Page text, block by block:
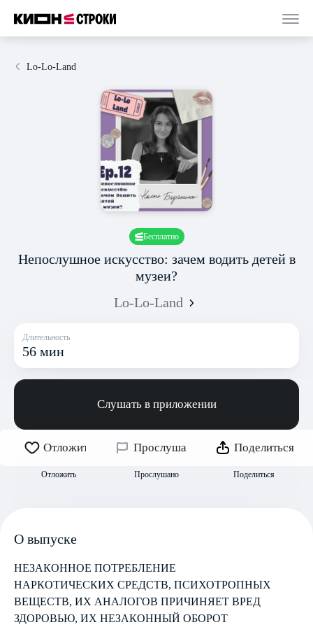
Lo-Lo-Land
Бесплатно
Непослушное искусство: зачем водить детей в
музеи?
Lo-Lo-Land
Длительность
56 мин
Слушать в приложении
Отложить
Отложить
Прослушано
Прослушано
Поделиться
Поделиться
О выпуске
НЕЗАКОННОЕ ПОТРЕБЛЕНИЕ
НАРКОТИЧЕСКИХ СРЕДСТВ, ПСИХОТРОПНЫХ
ВЕЩЕСТВ, ИХ АНАЛОГОВ ПРИЧИНЯЕТ ВРЕД
ЗДОРОВЬЮ, ИХ НЕЗАКОННЫЙ ОБОРОТ